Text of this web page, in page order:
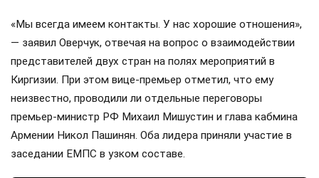
«Мы всегда имеем контакты. У нас хорошие отношения»,
— заявил Оверчук, отвечая на вопрос о взаимодействии
представителей двух стран на полях мероприятий в
Киргизии. При этом вице-премьер отметил, что ему
неизвестно, проводили ли отдельные переговоры
премьер-министр РФ Михаил Мишустин и глава кабмина
Армении Никол Пашинян. Оба лидера приняли участие в
заседании ЕМПС в узком составе.